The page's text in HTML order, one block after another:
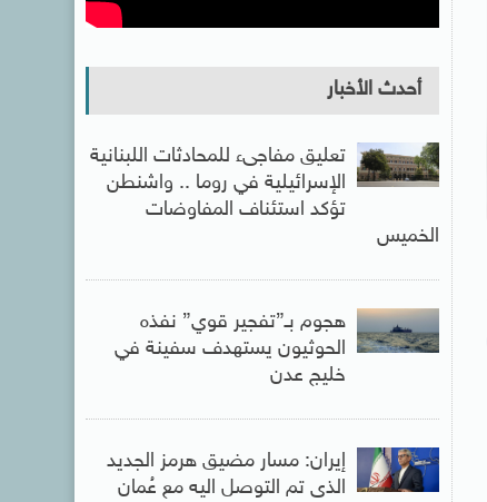
أحدث الأخبار
تعليق مفاجىء للمحادثات اللبنانية
الإسرائيلية في روما .. واشنطن
تؤكد استئناف المفاوضات
الخميس
هجوم بـ”تفجير قوي” نفذه
الحوثيون يستهدف سفينة في
خليج عدن
إيران: مسار مضيق هرمز الجديد
الذى تم التوصل اليه مع عُمان